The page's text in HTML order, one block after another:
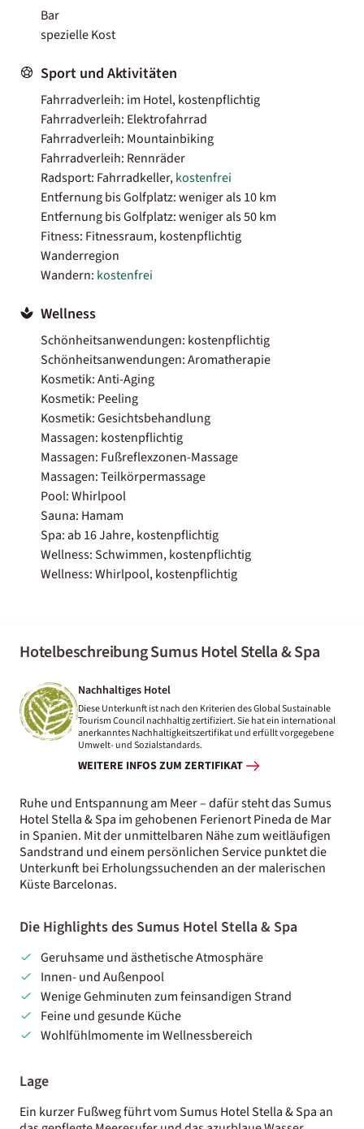
Bar
spezielle Kost
Sport und Aktivitäten
Fahrradverleih: im Hotel, kostenpflichtig
Fahrradverleih: Elektrofahrrad
Fahrradverleih: Mountainbiking
Fahrradverleih: Rennräder
Radsport: Fahrradkeller,kostenfrei
Entfernung bis Golfplatz: weniger als 10 km
Entfernung bis Golfplatz: weniger als 50 km
Fitness: Fitnessraum, kostenpflichtig
Wanderregion
Wandern: kostenfrei
Wellness
Schönheitsanwendungen: kostenpflichtig
Schönheitsanwendungen: Aromatherapie
Kosmetik: Anti-Aging
Kosmetik: Peeling
Kosmetik: Gesichtsbehandlung
Massagen: kostenpflichtig
Massagen: Fußreflexzonen-Massage
Massagen: Teilkörpermassage
Pool: Whirlpool
Sauna: Hamam
Spa: ab 16 Jahre, kostenpflichtig
Wellness: Schwimmen, kostenpflichtig
Wellness: Whirlpool, kostenpflichtig
Hotelbeschreibung Sumus Hotel Stella & Spa
Nachhaltiges Hotel
Diese Unterkunft ist nach den Kriterien des Global Sustainable
Tourism Council nachhaltig zertifiziert. Sie hat ein international
anerkanntes Nachhaltigkeitszertifikat und erfüllt vorgegebene
Umwelt- und Sozialstandards.
WEITERE INFOS ZUM ZERTIFIKAT
Ruhe und Entspannung am Meer – dafür steht das Sumus
Hotel Stella & Spa im gehobenen Ferienort Pineda de Mar
in Spanien. Mit der unmittelbaren Nähe zum weitläufigen
Sandstrand und einem persönlichen Service punktet die
Unterkunft bei Erholungssuchenden an der malerischen
Küste Barcelonas.
Die Highlights des Sumus Hotel Stella & Spa
Geruhsame und ästhetische Atmosphäre
Innen- und Außenpool
Wenige Gehminuten zum feinsandigen Strand
Feine und gesunde Küche
Wohlfühlmomente im Wellnessbereich
Lage
Ein kurzer Fußweg führt vom Sumus Hotel Stella & Spa an